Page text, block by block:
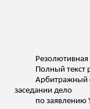
Резолютивная
Полный текст
Арбитражный
заседании дело
по заявлению